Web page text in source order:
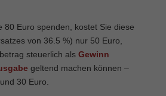
80 Euro spenden, kostet Sie diese
von 36.5 %) nur 50 Euro,
steuerlich alsGewinn
geltend machen können –
30 Euro.